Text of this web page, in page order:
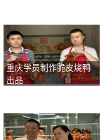
重庆学员制作脆皮烧鸭
出品